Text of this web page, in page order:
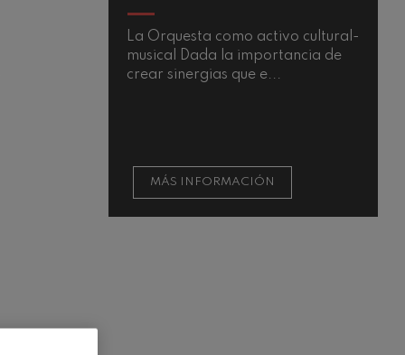
La Orquesta como activo cultural-
musical Dada la importancia de
crear sinergias que e...
MÁS INFORMACIÓN